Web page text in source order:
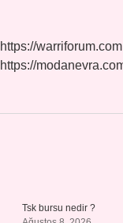
https://warriforum.com
https://
Tsk bursu nedir ?